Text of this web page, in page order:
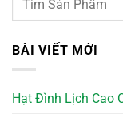
BÀI VIẾT MỚI
Hạt Đình Lịch Cao